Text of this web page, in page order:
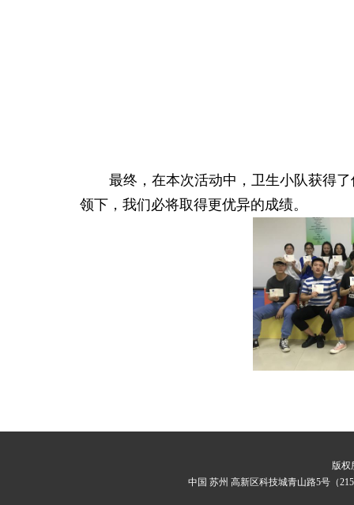
最终，在本次活动中，卫生小队获得
领下，我们必将取得更优异的成绩。
版权
中国 苏州 高新区科技城青山路5号（